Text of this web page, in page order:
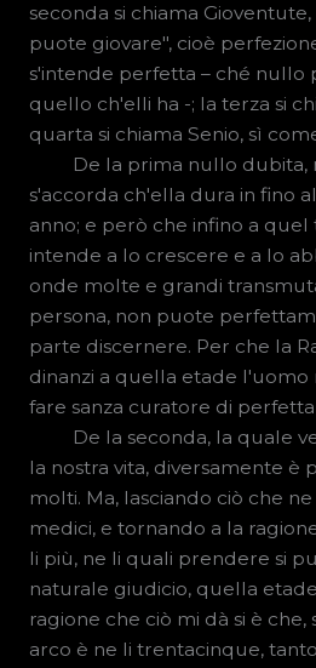
seconda si chiama
puote giovare", cioè
s'intende perfetta – ché nullo
quello ch'elli ha -; la terza si
quarta si chiama Senio, sì
De la prima nullo dubita,
s'accorda ch'ella dura in fino
anno; e però che infino a
intende a lo crescere e a lo
onde molte e grandi
persona, non puote
parte discernere. Per che la
dinanzi a quella etade l'uomo
fare sanza curatore di
De la seconda, la quale
la nostra vita, diversamente è
molti. Ma, lasciando ciò che
medici, e tornando a la
li più, ne li quali prendere si
naturale giudicio, quella
ragione che ciò mi dà si è
arco è ne li trentacinque,